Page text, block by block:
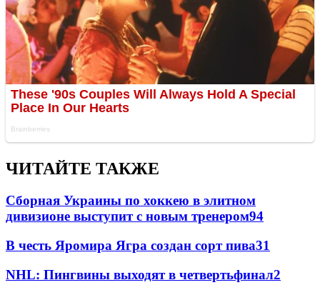
ЧИТАЙТЕ ТАКЖЕ
Сборная Украины по хоккею в элитном
дивизионе выступит с новым тренером94
В честь Яромира Ягра создан сорт пива31
NHL: Пингвины выходят в четвертьфинал2